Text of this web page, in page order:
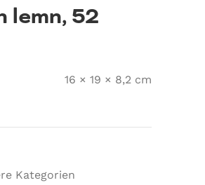
lemn, 52
16 × 19 × 8,2 cm
Kategorien